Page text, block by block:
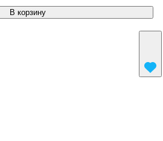
В корзину